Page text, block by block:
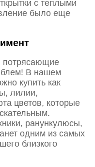
с теплыми
было еще
потрясающие
В нашем
купить как
лилии,
цветов, которые
ранункулюсы,
одним из самых
близкого